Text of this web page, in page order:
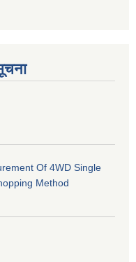
Of 4WD Single
Method